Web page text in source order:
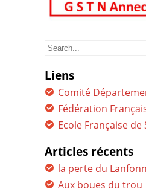
Search
Liens
Comité
Fédération
Ecole Française de
Articles récents
la perte du
Aux boues du trou